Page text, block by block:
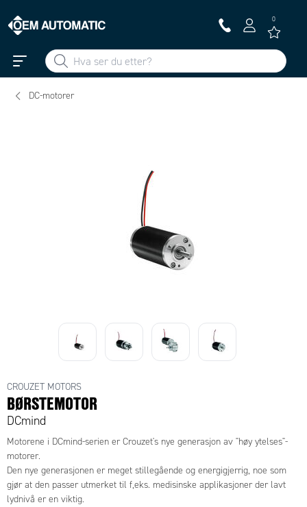
0
DC-motorer
CROUZET MOTORS
BØRSTEMOTOR
DCmind
Motorene i DCmind-serien er Crouzet's nye generasjon av "høy ytelses"-
motorer.
Den nye generasjonen er meget stillegående og energigjerrig, noe som
gjør at den passer utmerket til f,eks. medisinske applikasjoner der lavt
lydnivå er en viktig.